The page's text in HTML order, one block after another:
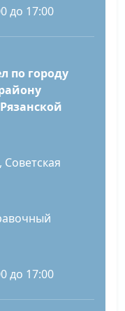
до 17:00
по городу
до 17:00